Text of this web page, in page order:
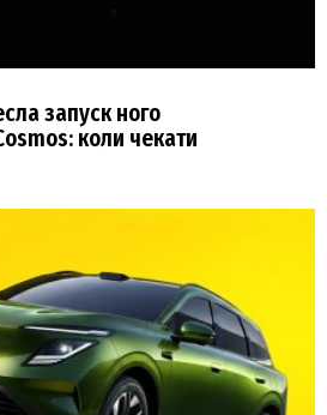
запуск ного
коли чекати